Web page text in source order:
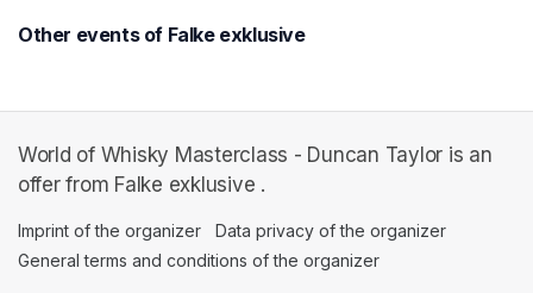
Other events of Falke exklusive
World of Whisky Masterclass - Duncan Taylor is an
offer from Falke exklusive .
Imprint of the organizer (opens in a new tab)
Data privacy of the organizer
General terms and conditions of the organizer